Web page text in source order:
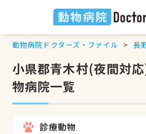
動物病院ドクターズ・ファイル 長
小県郡青木村(夜間対
物病院一覧
診療動物